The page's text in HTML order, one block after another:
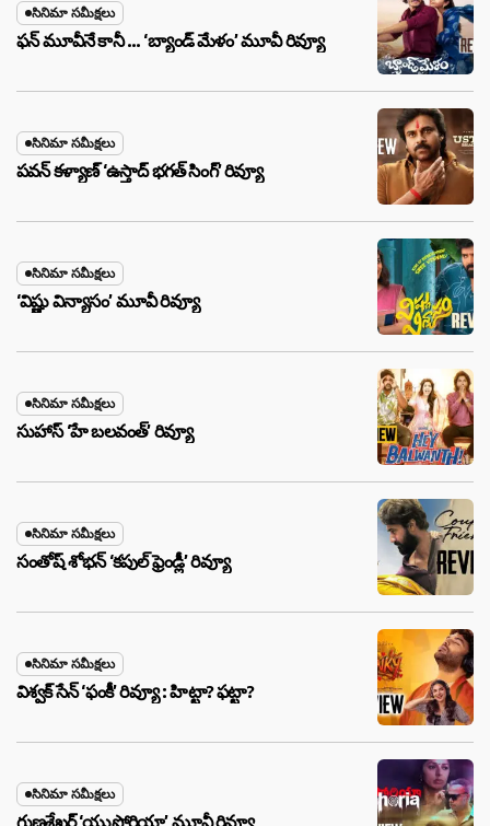
సినిమా సమీక్షలు
ఫన్ మూవీనే కానీ … ‘బ్యాండ్‌ మేళం’ మూవీ రివ్యూ
సినిమా సమీక్షలు
పవన్ కళ్యాణ్ ‘ఉస్తాద్ భ‌గ‌త్ సింగ్’ రివ్యూ
సినిమా సమీక్షలు
‘విష్ణు విన్యాసం’ మూవీ రివ్యూ
సినిమా సమీక్షలు
సుహాస్ ‘హే బలవంత్’ రివ్యూ
సినిమా సమీక్షలు
సంతోష్ శోభన్ ‘కపుల్ ఫ్రెండ్లీ’ రివ్యూ
సినిమా సమీక్షలు
విశ్వక్ సేన్ ‘ఫంకీ’ రివ్యూ : హిట్టా? ఫట్టా?
సినిమా సమీక్షలు
గుణశేఖర్ ‘యుఫోరియా’ మూవీ రివ్యూ